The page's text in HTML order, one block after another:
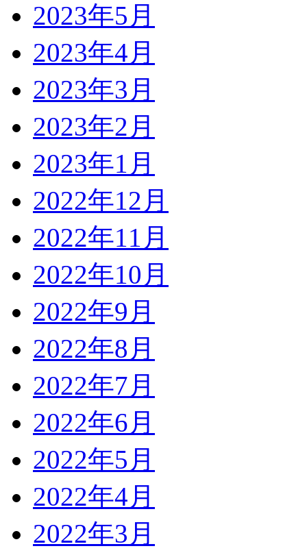
2023年5月
2023年4月
2023年3月
2023年2月
2023年1月
2022年12月
2022年11月
2022年10月
2022年9月
2022年8月
2022年7月
2022年6月
2022年5月
2022年4月
2022年3月